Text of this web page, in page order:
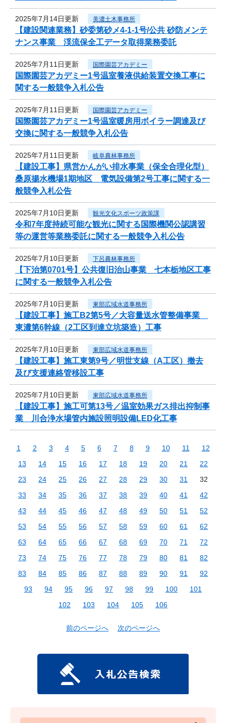
2025年7月14日更新 美濃土木事務所
【建設関連業務】砂委第砂メ4-1-1号/公共 砂防メンテ
ナンス事業 渓流保全工データ取得業務委託
2025年7月11日更新 国際園芸アカデミー
国際園芸アカデミー1号温室養液供給装置交換工事に
関する一般競争入札公告
2025年7月11日更新 国際園芸アカデミー
国際園芸アカデミー1号温室暖房用ボイラー調達及び
交換に関する一般競争入札公告
2025年7月11日更新 岐阜農林事務所
【建設工事】県営かんがい排水事業（保全合理化型）
桑原揚水機場1期地区 電気設備第2号工事に関する一
般競争入札公告
2025年7月10日更新 観光文化スポーツ政策課
令和7年度持続可能な観光に関する国際機関公認講習
等の運営等業務委託に関する一般競争入札公告
2025年7月10日更新 下呂農林事務所
【下治第0701号】公共復旧治山事業 七本栃地区工事
に関する一般競争入札公告
2025年7月10日更新 東部広域水道事務所
【建設工事】施工B2第5号／大容量送水管整備事業
東濃第6幹線（2工区到達立坑築造）工事
2025年7月10日更新 東部広域水道事務所
【建設工事】施工東第9号／明世支線（A工区）撤去
及び支援連絡管移設工事
2025年7月10日更新 東部広域水道事務所
【建設工事】施工可第13号／温室効果ガス排出抑制事
業 川合浄水場管内施設照明設備LED化工事
1 2 3 4 5 6 7 8 9 10 11
12
13
14 15 16 17 18 19 20 21
22
23
24 25 26 27 28 29 30 31
32
33
34 35 36 37 38 39 40 41
42
43
44 45 46 47 48 49 50 51
52
53
54 55 56 57 58 59 60 61
62
63
64 65 66 67 68 69 70 71
72
73
74 75 76 77 78 79 80 81
82
83
84 85 86 87 88 89 90 91
92
93
94 95 96 97 98 99 100
101
102
103 104 105 106
前のページへ 次のページへ